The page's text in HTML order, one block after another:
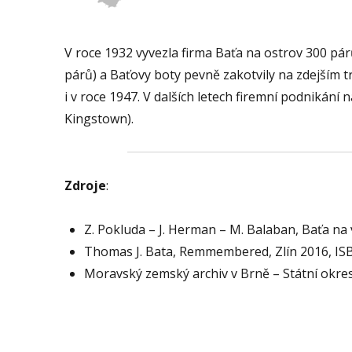
V roce 1932 vyvezla firma Baťa na ostrov 300
párů) a Baťovy boty pevně zakotvily na zdejším
i v roce 1947. V dalších letech firemní podnikání
Kingstown).
Zdroje:
Z. Pokluda – J. Herman – M. Balaban, Baťa
Thomas J. Bata, Remmembered, Zlín 2016,
Moravský zemský archiv v Brně – Státní